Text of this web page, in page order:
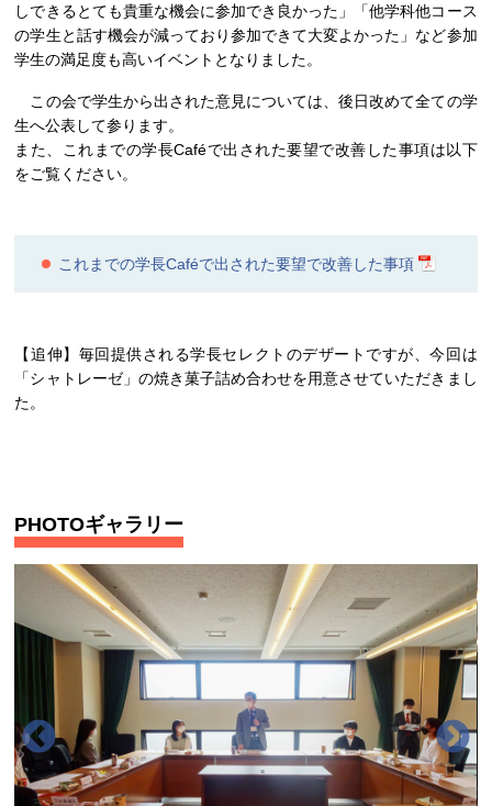
しできるとても貴重な機会に参加でき良かった」「他学科他コース
の学生と話す機会が減っており参加できて大変よかった」など参加
学生の満足度も高いイベントとなりました。
この会で学生から出された意見については、後日改めて全ての学
生へ公表して参ります。
また、これまでの学長Caféで出された要望で改善した事項は以下
をご覧ください。
これまでの学長Caféで出された要望で改善した事項
【追伸】毎回提供される学長セレクトのデザートですが、今回は
「シャトレーゼ」の焼き菓子詰め合わせを用意させていただきまし
た。
PHOTOギャラリー